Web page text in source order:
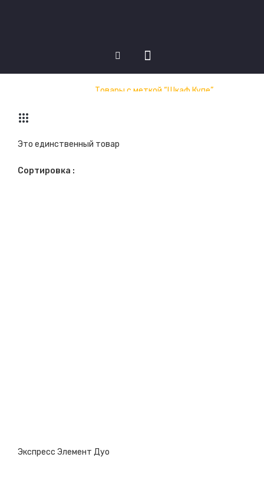
Шкаф Купе
Товары с меткой “Шкаф Купе”
Это единственный товар
Сортировка :
Экспресс Элемент Дуо